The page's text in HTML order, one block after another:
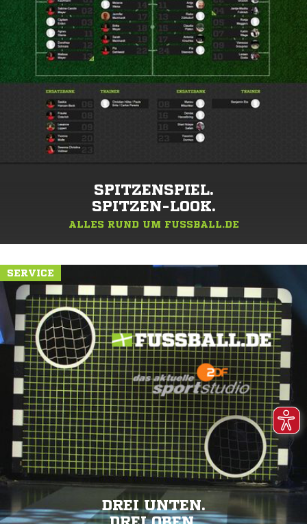
SPITZENSPIEL.
SPITZEN-LOOK.
ALLES RUND UM FUSSBALL.DE
SERVICE
DREI UNTEN.